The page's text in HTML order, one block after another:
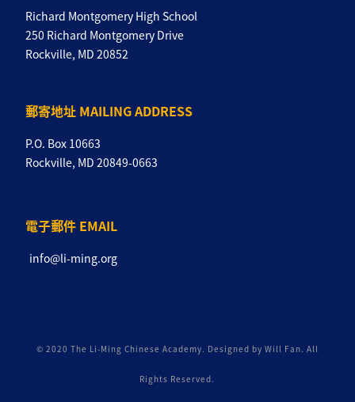
Richard Montgomery High School
250 Richard Montgomery Drive
Rockville, MD 20852
郵寄地址 MAILING ADDRESS
P.O. Box 10663
Rockville, MD 20849-0663
電子郵件 EMAIL
info@li-ming.org
© 2020 The Li-Ming Chinese Academy. Designed by Will Fan. All
Rights Reserved.